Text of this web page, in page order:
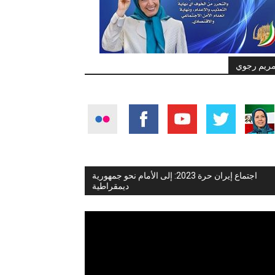
رجوي
اجتماع إيران حرة 2023: إلى الأمام نحو جمهورية
ديمقراطية